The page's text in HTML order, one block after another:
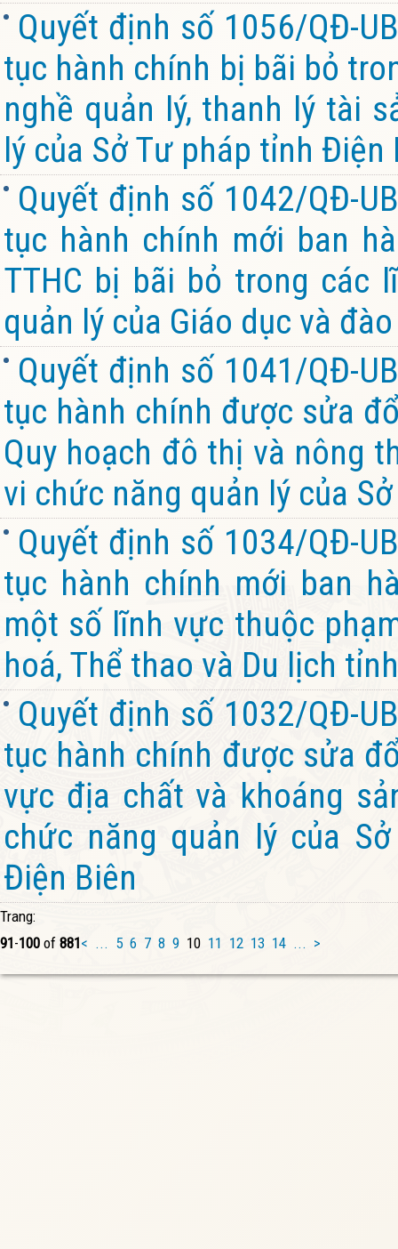
Quyết định số 1056/QĐ-
tục hành chính bị bãi bỏ
nghề quản lý, thanh lý tài
lý của Sở Tư pháp tỉnh Điện
Quyết định số 1042/QĐ-
tục hành chính mới ban
TTHC bị bãi bỏ trong các
quản lý của Giáo dục và
Quyết định số 1041/QĐ-
tục hành chính được sửa
Quy hoạch đô thị và nông
vi chức năng quản lý của
Quyết định số 1034/QĐ-
tục hành chính mới ban
một số lĩnh vực thuộc
hoá, Thể thao và Du lịch
Quyết định số 1032/QĐ-
tục hành chính được sửa
vực địa chất và khoáng
chức năng quản lý của
Điện Biên
Trang:
91-100 of 881< ... 5 6 7 8 9 10 11 12 13 14 ... >